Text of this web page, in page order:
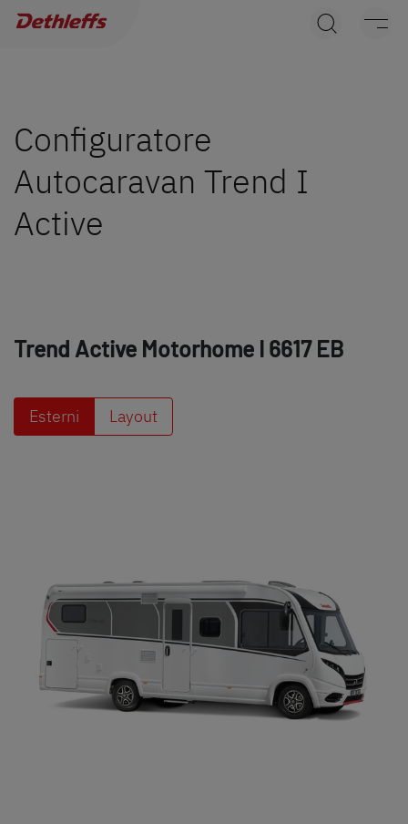
Camper
Camper Van
Accessori originali Dethleffs
Configuratore
Autocaravan Trend I
Active
Trend Active Motorhome I 6617 EB
Esterni Layout
Ricerca concessionari Dethleffs